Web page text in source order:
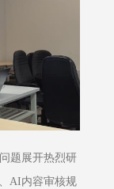
题展开热烈研
AI内容审核规